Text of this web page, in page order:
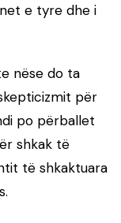
e tyre dhe i
nëse do ta
për
po përballet
shkak të
të shkaktuara